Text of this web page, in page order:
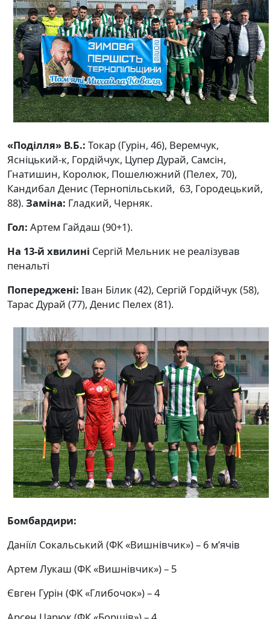
«Поділля» В.Б.: Токар (Гурін, 46), Веремчук,
Ясніцький-к, Гордійчук, Цупер Дурай, Самсін,
Гнатишин, Королюк, Пошелюжний (Пелех, 70),
Кандибал Денис (Тернопільський, 63, Городецький,
88).Заміна: Гладкий, Черняк.
Гол: Артем Гайдаш (90+1).
На 13-й хвилині Сергій Мельник не реалізував
пенальті
Попереджені: Іван Білик (42), Сергій Гордійчук (58),
Тарас Дурай (77), Денис Пелех (81).
Бомбардири:
Даніїл Сокальський (ФК «Вишнівчик») – 6 м’ячів
Артем Лукаш (ФК «Вишнівчик») – 5
Євген Гурін (ФК «Глибочок») – 4